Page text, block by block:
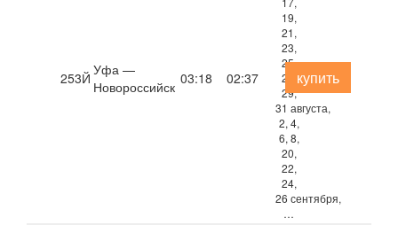
253Й Уфа —
Новороссийск 03:18 02:37
19,
21,
23,
25,
27,
29,
31 августа,
2, 4,
6, 8,
20,
22,
24,
26 сентября,
…
купить